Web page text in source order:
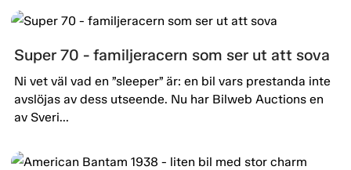
Super 70 - familjeracern som ser ut att sova
Ni vet väl vad en ”sleeper” är: en bil vars prestanda inte
avslöjas av dess utseende. Nu har Bilweb Auctions en
av Sveri...